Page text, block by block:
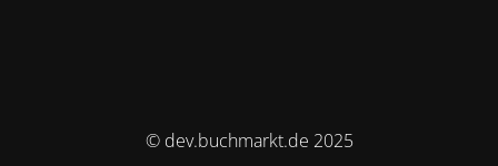
© dev.buchmarkt.de 2025